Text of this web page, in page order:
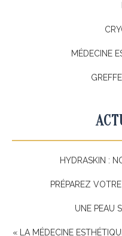
MÉDECINE
HYDRASKIN :
PRÉPAREZ
UNE PEAU
« LA MÉDECINE